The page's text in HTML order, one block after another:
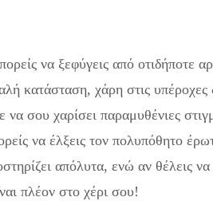
να ξεφύγεις από οτιδήποτε
κατάσταση, χάρη στις υπέροχες
να σου χαρίσει παραμυθένιες
να έλξεις τον πολυπόθητο
απόλυτα, ενώ αν θέλεις να
πλέον στο χέρι σου!